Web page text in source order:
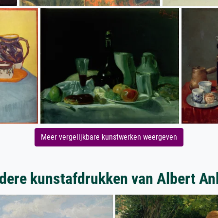
Meer vergelijkbare kunstwerken weergeven
kunstafdrukken van Albert